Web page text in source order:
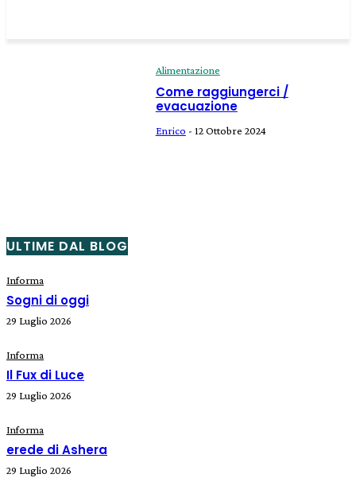
Alimentazione
Come raggiungerci /
evacuazione
Enrico - 12 Ottobre 2024
ULTIME DAL BLOG
Informa
Sogni di oggi
29 Luglio 2026
Informa
Il Fux di Luce
29 Luglio 2026
Informa
erede di Ashera
29 Luglio 2026